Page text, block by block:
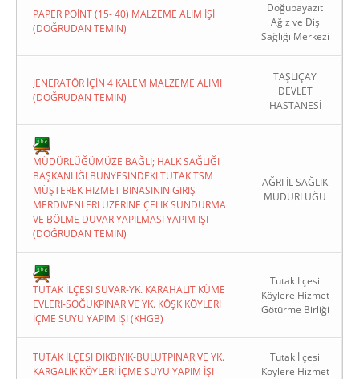
PAPER POİNT (15- 40) MALZEME ALIM İŞİ
(DOĞRUDAN TEMIN)
Doğubayazıt
Ağız ve Diş
Sağlığı Merkezi
JENERATÖR İÇİN 4 KALEM MALZEME ALIMI
(DOĞRUDAN TEMIN)
TAŞLIÇAY
DEVLET
HASTANESİ
MÜDÜRLÜĞÜMÜZE BAĞLI; HALK SAĞLIĞI
BAŞKANLIĞI BÜNYESINDEKI TUTAK TSM
MÜŞTEREK HIZMET BINASININ GIRIŞ
MERDIVENLERI ÜZERINE ÇELIK SUNDURMA
VE BÖLME DUVAR YAPILMASI YAPIM IŞI
(DOĞRUDAN TEMIN)
AĞRI İL SAĞLIK
MÜDÜRLÜĞÜ
TUTAK İLÇESI SUVAR-YK. KARAHALIT KÜME
EVLERI-SOĞUKPINAR VE YK. KÖŞK KÖYLERI
İÇME SUYU YAPIM İŞI (KHGB)
Tutak İlçesi
Köylere Hizmet
Götürme Birliği
TUTAK İLÇESI DIKBIYIK-BULUTPINAR VE YK.
KARGALIK KÖYLERI İÇME SUYU YAPIM İŞI
Tutak İlçesi
Köylere Hizmet